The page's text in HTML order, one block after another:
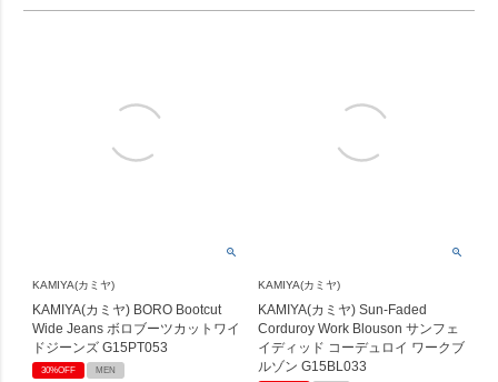
KAMIYA(カミヤ)
KAMIYA(カミヤ) BORO Bootcut
Wide Jeans ボロブーツカットワイ
ドジーンズ G15PT053
30%OFF MEN
KAMIYA(カミヤ)
KAMIYA(カミヤ) Sun-Faded
Corduroy Work Blouson サンフェ
イディッド コーデュロイ ワークブ
ルゾン G15BL033